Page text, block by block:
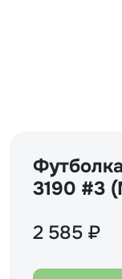
3190 #3
2 585 ₽